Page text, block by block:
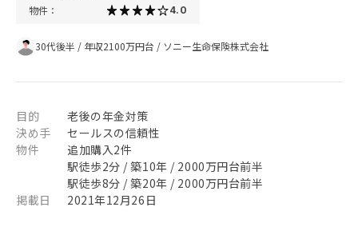
物件： 4.0
30代後半 / 年収2100万円台 / ソニー生命保険株式会社
目的
老後の年金対策
決め手
セールスの信頼性
物件
追加購入2件
駅徒歩2分 / 築10年 / 2000万円台前半
駅徒歩8分 / 築20年 / 2000万円台前半
掲載日
2021年12月26日